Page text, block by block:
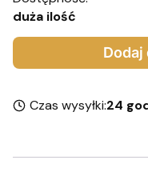
duża ilość
Dodaj
Czas wysyłki:24